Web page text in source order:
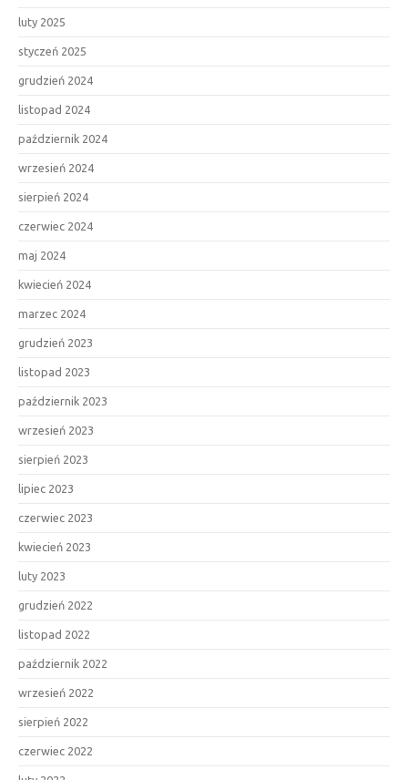
luty 2025
styczeń 2025
grudzień 2024
listopad 2024
październik 2024
wrzesień 2024
sierpień 2024
czerwiec 2024
maj 2024
kwiecień 2024
marzec 2024
grudzień 2023
listopad 2023
październik 2023
wrzesień 2023
sierpień 2023
lipiec 2023
czerwiec 2023
kwiecień 2023
luty 2023
grudzień 2022
listopad 2022
październik 2022
wrzesień 2022
sierpień 2022
czerwiec 2022